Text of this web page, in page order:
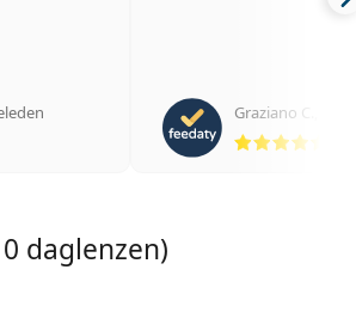
5 van 5
Graziano C.
daglenzen)